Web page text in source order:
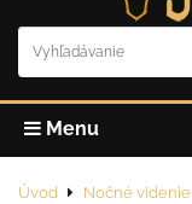
Menu
Úvod Nočné videnie